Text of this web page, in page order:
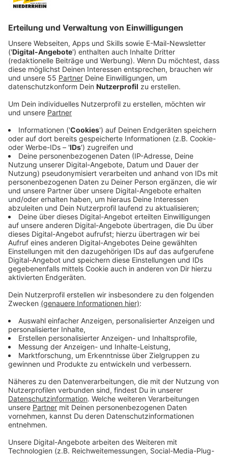
Neue Regeln für G-, F- und E-Jugend
Anzeige
Fußballvereine sollen ab der Saison 2024/2025 neue
Regeln für den Jugendfußball einführen. Das soll vor
allem für mehr Spaß für die Kinder sorgen. Vorab hatte
der DFB die neuen Spielformen in einer zweijährigen
Pilotphase getestet.
Das Spielen mit dem Ball am Fuß und das Erzielen von
Toren seien die zentralen Gründe, warum so viele
Kinder und Jugendliche Freude am Fußball haben,
schreibt der DFB auf seiner Website. Das soll jetzt mit
den neuen Regeln mehr möglich sein. Ein Grund für die
Regeländerungen sind sicher auch die schwindenden
Zahlen bei Jugendfußball. Schon seit Jahren gibt es
immer weniger Kinder und Jugendliche, die
Vereinsfußball spielen wollen. Eine Situation, diedem
DFB Sorgen bereitet.
Kleinere Teams - mehr Erfolgserlebnisse
Anzeige
Die Kinder sollen laut DFB häufiger am Ball sein,
häufiger Tore erzielen und so mehr persönliche
Erfolgserlebnisse haben. Die Idee dahinter scheint klar.
Kinder die häufig aktiv am Spiel teilnehmen können,
sind auch mehr motiviert weiter dabei zu sein und es
macht es Einsteigern leichter, nicht nach einem
Training zu sagen, dass sei langweilig. Außerdem soll